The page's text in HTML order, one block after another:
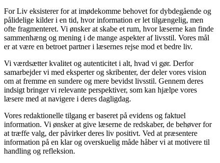
For Liv eksisterer for at imødekomme behovet for dybdegående og
pålidelige kilder i en tid, hvor information er let tilgængelig, men
ofte fragmenteret. Vi ønsker at skabe et rum, hvor læserne kan finde
sammenhæng og mening i de mange aspekter af livsstil. Vores mål
er at være en betroet partner i læsernes rejse mod et bedre liv.
Vi værdsætter kvalitet og autenticitet i alt, hvad vi gør. Derfor
samarbejder vi med eksperter og skribenter, der deler vores vision
om at fremme en sundere og mere bevidst livsstil. Gennem deres
indsigt bringer vi relevante perspektiver, som kan hjælpe vores
læsere med at navigere i deres dagligdag.
Vores redaktionelle tilgang er baseret på evidens og faktuel
information. Vi ønsker at give læserne de redskaber, de behøver for
at træffe valg, der påvirker deres liv positivt. Ved at præsentere
information på en klar og overskuelig måde håber vi at motivere til
handling og refleksion.